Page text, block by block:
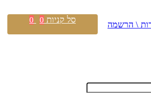
\ הרשמה סל קניות 0
0